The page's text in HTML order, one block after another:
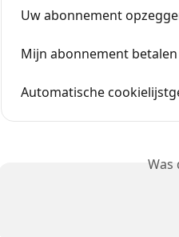
Uw abonnement
Mijn abonnement betalen
Automatische
Was